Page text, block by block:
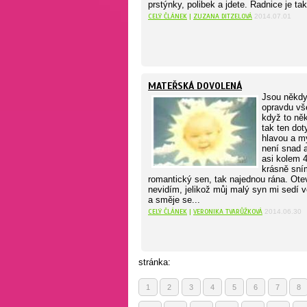
prstýnky, polibek a jdete. Radnice je
CELÝ ČLÁNEK | ZUZANA DITZELOVÁ 2014.07.01
MATEŘSKÁ DOVOLENÁ
Jsou
opravdu
když to
tak ten
hlavou a
není snad
asi kolem
krásně
romantický sen, tak najednou rána.
nevidím, jelikož můj malý syn mi sedí
a směje se...
CELÝ ČLÁNEK | VERONIKA TVARŮŽKOVÁ 2014.06.30
stránka:
1 2 3 4 5 6 7 8